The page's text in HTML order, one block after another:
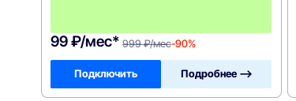
99 ₽/мес* 999 ₽/мес-90%
Подключить Подробнее —>